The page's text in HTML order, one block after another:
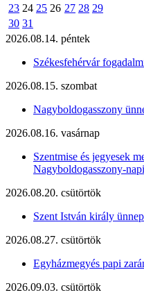
23 24 25 26 27 28 29
30 31
2026.08.14. péntek
Székesfehérvár
2026.08.15. szombat
Nagyboldogasszony
2026.08.16. vasárnap
Szentmise és jegyesek
Nagyboldogasszony-
2026.08.20. csütörtök
Szent István király
2026.08.27. csütörtök
Egyházmegyés papi
2026.09.03. csütörtök